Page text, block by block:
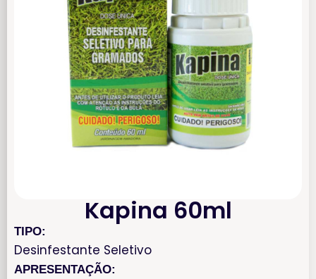
Kapina 60ml
TIPO:
Desinfestante Seletivo
APRESENTAÇÃO: